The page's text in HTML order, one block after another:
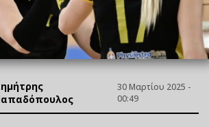
30 Μαρτίου 2025 -
00:49